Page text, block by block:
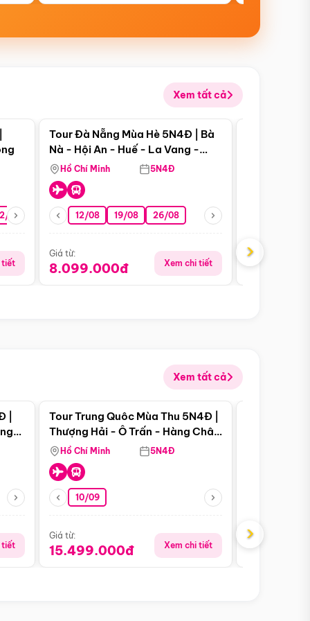
Xem tất cả
08 26/08 05/09 09/09 12/09
tiết
Điểm nổi bật
Tour Đà Nẵng Mùa Hè 5N4Đ | Bà
Nà - Hội An - Huế - La Vang -
Động Thiên Đường
Hồ Chí Minh 5N4Đ
12/08 19/08 26/08
Giá từ:
8.099.000đ Xem chi tiết
Giá từ:
›
Xem tất cả
|
tiết
Điểm nổi bật
Tour Trung Quôc Mùa Thu 5N4Đ |
Thượng Hải - Ô Trấn - Hàng Châu
(Tour Không Shopping)
Hồ Chí Minh 5N4Đ
10/09
Giá từ:
15.499.000đ Xem chi tiết
Giá từ:
›